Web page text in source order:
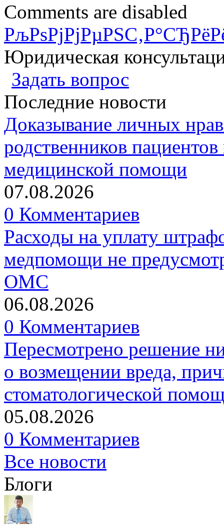
Comments are disabled
Юридическая
Задать вопрос
Последние новости
Доказывание личных
родственников
медицинской помощи
07.08.2026
0 Комментариев
Расходы на уплату
медпомощи не
ОМС
06.08.2026
0 Комментариев
Пересмотрено решение
о возмещении вреда,
стоматологической
05.08.2026
0 Комментариев
Все новости
Блоги